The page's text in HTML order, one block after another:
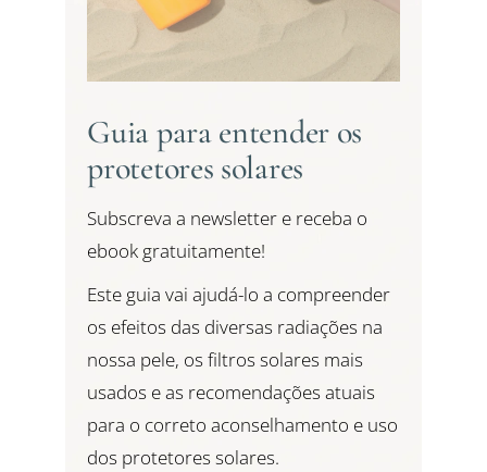
Guia para entender os
protetores solares
Subscreva a newsletter e receba o
ebook gratuitamente!
Este guia vai ajudá-lo a compreender
os efeitos das diversas radiações na
nossa pele, os filtros solares mais
usados e as recomendações atuais
para o correto aconselhamento e uso
dos protetores solares.